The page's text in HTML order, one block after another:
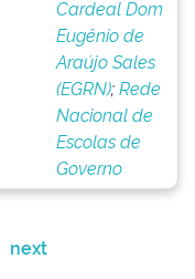
Cardeal Dom
Eugênio de
Araújo Sales
(EGRN);Rede
Nacional de
Escolas de
Governo
next